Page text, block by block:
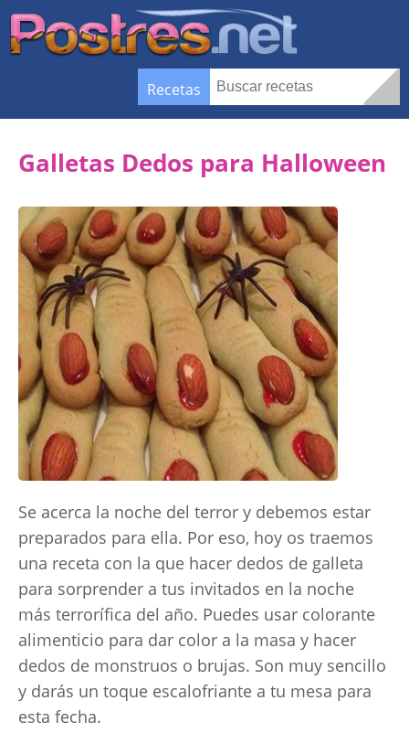
Recetas
Galletas Dedos para Halloween
Se acerca la noche del terror y debemos estar
preparados para ella. Por eso, hoy os traemos
una receta con la que hacer dedos de galleta
para sorprender a tus invitados en la noche
más terrorífica del año. Puedes usar colorante
alimenticio para dar color a la masa y hacer
dedos de monstruos o brujas. Son muy sencillo
y darás un toque escalofriante a tu mesa para
esta fecha.